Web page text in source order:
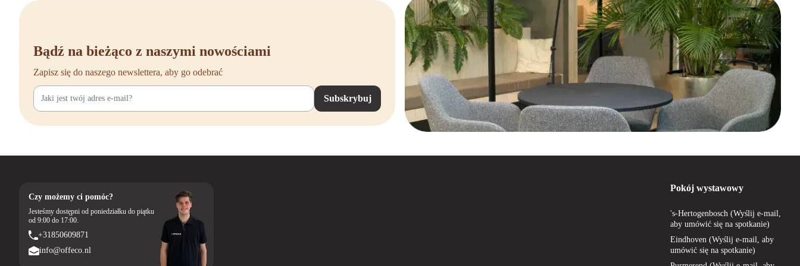
większości monitorów.
Bądź na bieżąco z naszymi nowościami
Zapisz się do naszego newslettera, aby go odebrać
Subskrybuj
Czy możemy ci pomóc?
Jesteśmy dostępni od poniedziałku do piątku
od 9:00 do 17:00.
+31850609871
info@offeco.nl
Pokój wystawowy
's-Hertogenbosch (Wyślij e-mail,
aby umówić się na spotkanie)
Eindhoven (Wyślij e-mail, aby
umówić się na spotkanie)